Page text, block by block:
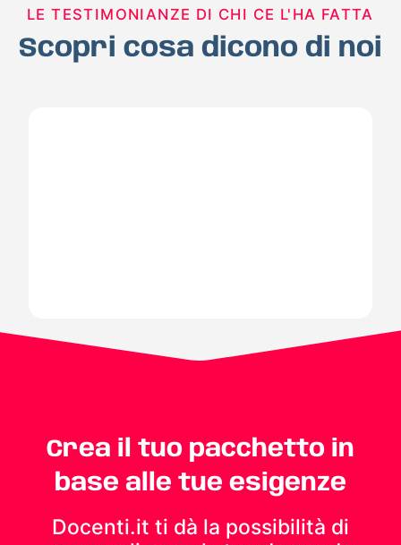
LE TESTIMONIANZE DI CHI CE L'HA FATTA
Scopri cosa dicono di noi
Crea il tuo pacchetto in
base alle tue esigenze
Docenti.it ti dà la possibilità di